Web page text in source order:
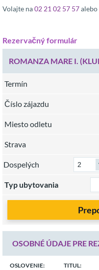
Volajte na02 21 02 57 57alebo
Rezervačný formulár
ROMANZA MARE I.
Termín
Číslo zájazdu
Miesto odletu
Strava
Dospelých
Typ ubytovania
OSOBNÉ ÚDAJE PRE
OSLOVENIE: TITUL: